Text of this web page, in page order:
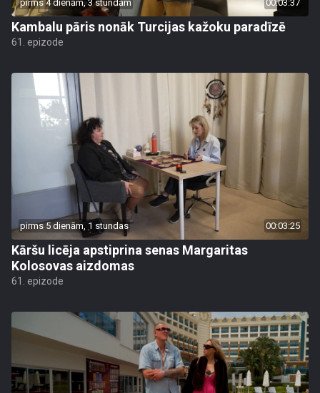
pirms 4 dienām, 3 stundām 00:03:37
Kambalu pāris nonāk Turcijas kažoku paradīzē
61. epizode
pirms 5 dienām, 1 stundas 00:03:25
Kāršu licēja apstiprina senas Margaritas
Kolosovas aizdomas
61. epizode